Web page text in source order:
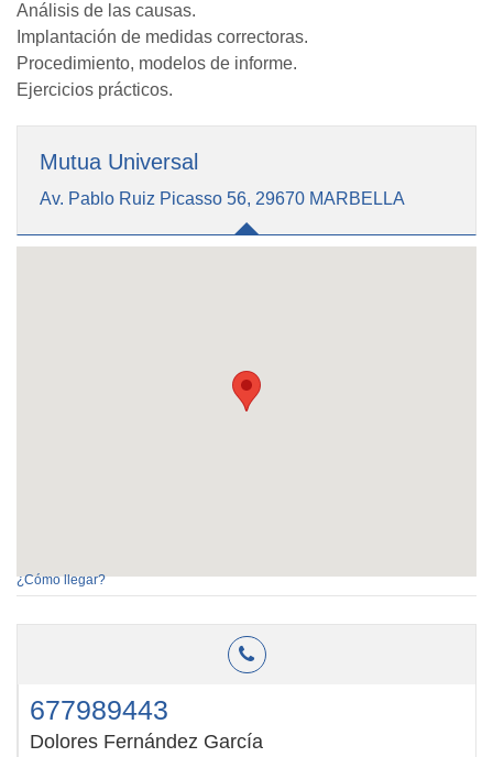
Análisis de las causas.
Implantación de medidas correctoras.
Procedimiento, modelos de informe.
Ejercicios prácticos.
Mutua Universal
Av. Pablo Ruiz Picasso 56, 29670 MARBELLA
¿Cómo llegar?
677989443
Dolores Fernández García